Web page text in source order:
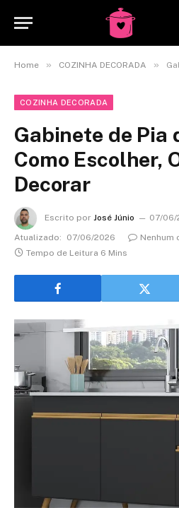
Home » COZINHA DECORADA »
COZINHA DECORADA
Gabinete de Pia
Como Escolher,
Decorar
Escrito por José Júnio
07/06/
Atualizado:
07/06/2026
Nenhum
Tempo de Leitura 6 Mins